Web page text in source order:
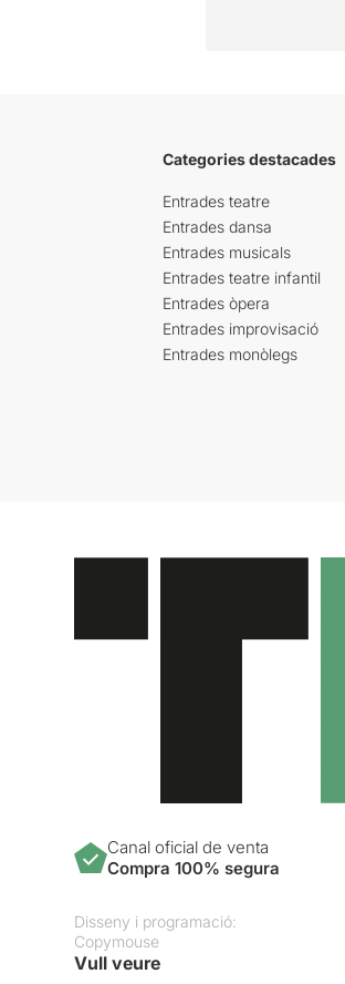
Categories destacades
Entrades teatre
Entrades dansa
Entrades musicals
Entrades teatre infantil
Entrades òpera
Entrades improvisació
Entrades monòlegs
Canal oficial de venta
Compra 100% segura
Disseny i programació:
Copymouse
Vull veure